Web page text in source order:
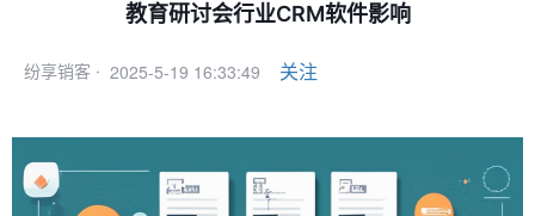
教育研讨会行业CRM软件影响
纷享销客 · 2025-5-19 16:33:49 关注